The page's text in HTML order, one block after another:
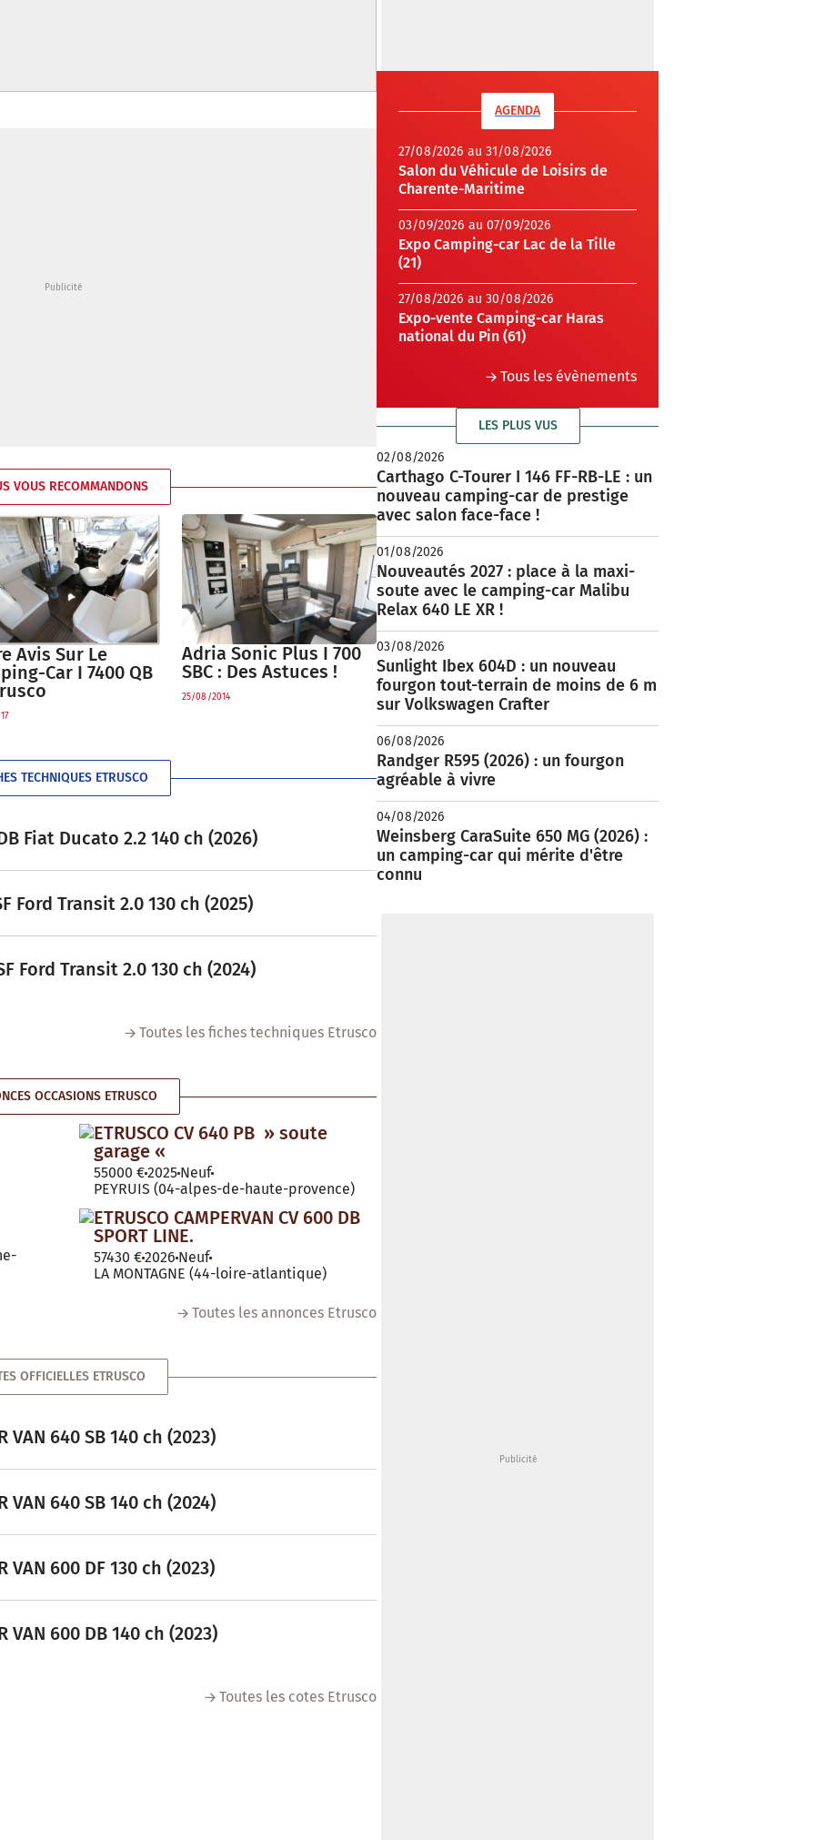
VOUS RECOMMANDONS
Avis Sur Le
Car I 7400 QB
Adria Sonic Plus I 700
SBC : Des Astuces !
25/08/2014
TECHNIQUES ETRUSCO
Fiat Ducato 2.2 140 ch (2026)
Ford Transit 2.0 130 ch (2025)
Ford Transit 2.0 130 ch (2024)
Toutes les fiches techniques Etrusco
OCCASIONS ETRUSCO
ETRUSCO CV 640 PB » soute
garage «
55000 €2025 Neuf
PEYRUIS (04-alpes-de-haute-provence)
ETRUSCO CAMPERVAN CV 600 DB
SPORT LINE.
57430 €2026 Neuf
LA MONTAGNE (44-loire-atlantique)
Toutes les annonces Etrusco
OFFICIELLES ETRUSCO
VAN 640 SB 140 ch (2023)
VAN 640 SB 140 ch (2024)
VAN 600 DF 130 ch (2023)
VAN 600 DB 140 ch (2023)
Toutes les cotes Etrusco
AGENDA
27/08/2026 au 31/08/2026
Salon du Véhicule de Loisirs de
Charente-Maritime
03/09/2026 au 07/09/2026
Expo Camping-car Lac de la Tille
(21)
27/08/2026 au 30/08/2026
Expo-vente Camping-car Haras
national du Pin (61)
Tous les évènements
LES PLUS VUS
02/08/2026
Carthago C-Tourer I 146 FF-RB-LE : un
nouveau camping-car de prestige
avec salon face-face !
01/08/2026
Nouveautés 2027 : place à la maxi-
soute avec le camping-car Malibu
Relax 640 LE XR !
03/08/2026
Sunlight Ibex 604D : un nouveau
fourgon tout-terrain de moins de 6 m
sur Volkswagen Crafter
06/08/2026
Randger R595 (2026) : un fourgon
agréable à vivre
04/08/2026
Weinsberg CaraSuite 650 MG (2026) :
un camping-car qui mérite d'être
connu